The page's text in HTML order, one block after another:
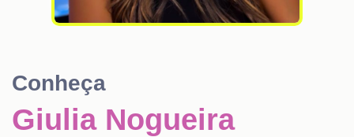
Conheça
Giulia Nogueira